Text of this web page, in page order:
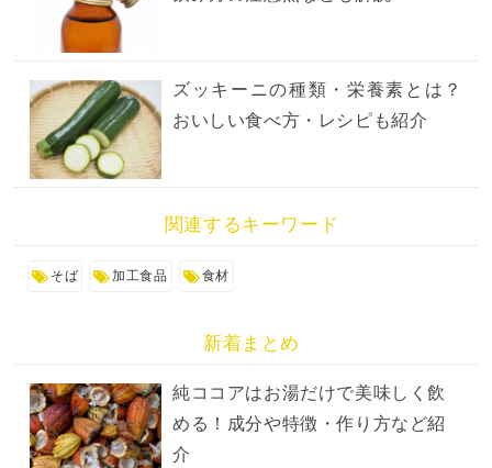
ズッキーニの種類・栄養素とは？
おいしい食べ方・レシピも紹介
関連するキーワード
そば 加工食品 食材
新着まとめ
純ココアはお湯だけで美味しく飲
める！成分や特徴・作り方など紹
介